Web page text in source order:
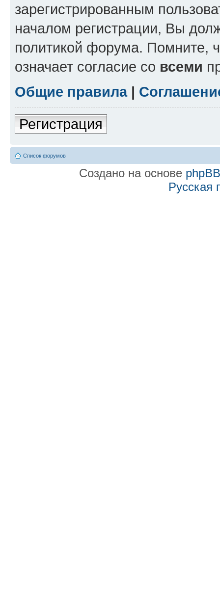
зарегистрированным
началом регистрации, Вы
политикой форума. Помните,
означает согласие со всеми
Общие правила|
Регистрация
Список форумов
Создано на основе phpBB
Русская